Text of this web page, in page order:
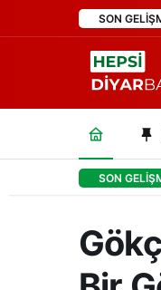
SON
SON